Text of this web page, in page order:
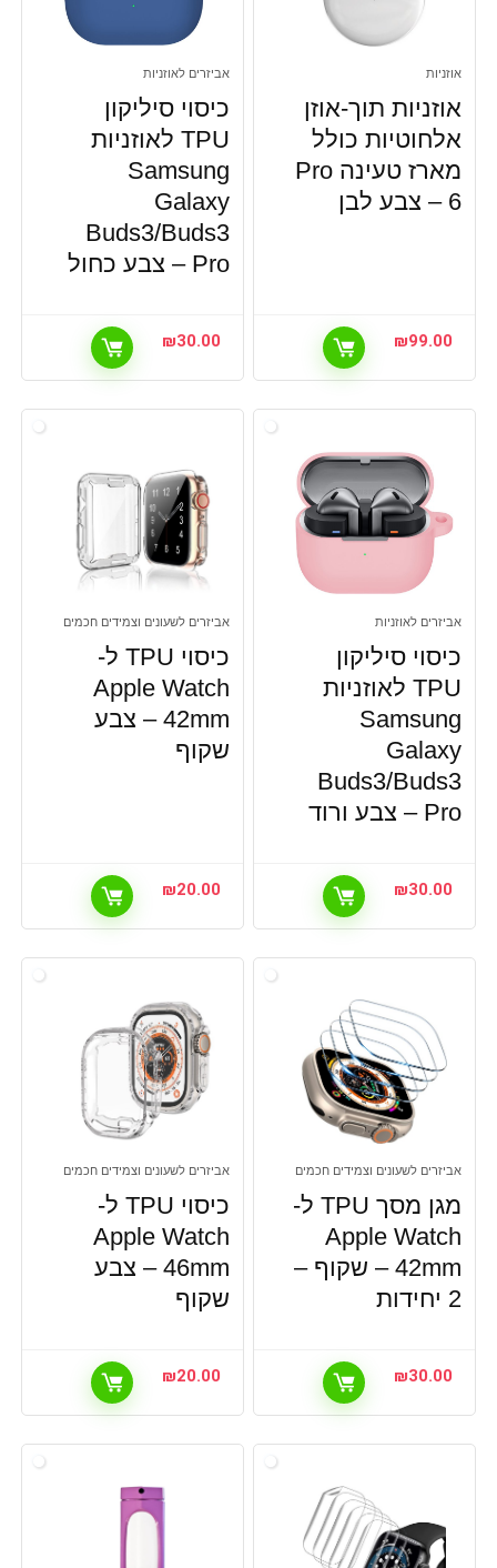
רמקולים אלחוטיים
שעונים וארנקים
שעונים וארנקים, ארנקים ואמצעי לנשיאת כסף
שעונים שולחניים
תאורה
תינוקות ופעוטות, גמילה מחיתולים
אוזניות
אוזניות תוך-אוזן
אלחוטיות כולל
מארז טעינה Pro
6 – צבע לבן
₪99.00
אביזרים לאוזניות
כיסוי סיליקון
TPU לאוזניות
Samsung
Galaxy
Buds3/Buds3
Pro – צבע כחול
₪30.00
אביזרים לאוזניות
כיסוי סיליקון
TPU לאוזניות
Samsung
Galaxy
Buds3/Buds3
Pro – צבע ורוד
₪30.00
אביזרים לשעונים וצמידים חכמים
כיסוי TPU ל-
Apple Watch
42mm – צבע
שקוף
₪20.00
אביזרים לשעונים וצמידים חכמים
מגן מסך TPU ל-
Apple Watch
42mm – שקוף –
2 יחידות
₪30.00
אביזרים לשעונים וצמידים חכמים
כיסוי TPU ל-
Apple Watch
46mm – צבע
שקוף
₪20.00